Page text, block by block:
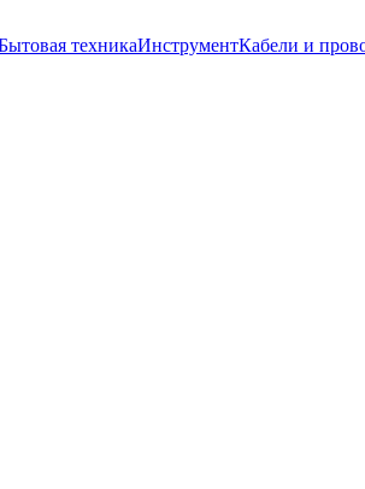
техникаИнструментКабели и